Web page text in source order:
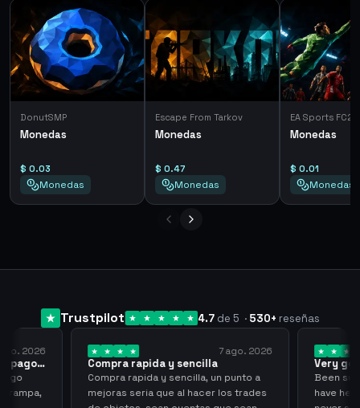
DonutSMP
Monedas
$ 0.03
Monedas
Escape From Tarkov
Monedas
$ 0.47
Monedas
EA Sports FC26
Monedas
$ 0.01
Monedas
Trustpilot 4.7 de 5 · 530+ reseñas
2026
pago…
trampa,
7 ago. 2026
Compra rapida y sencilla
Compra rapida y sencilla, un punto a
mejoras seria que al hacer los trades
Very
Been
have